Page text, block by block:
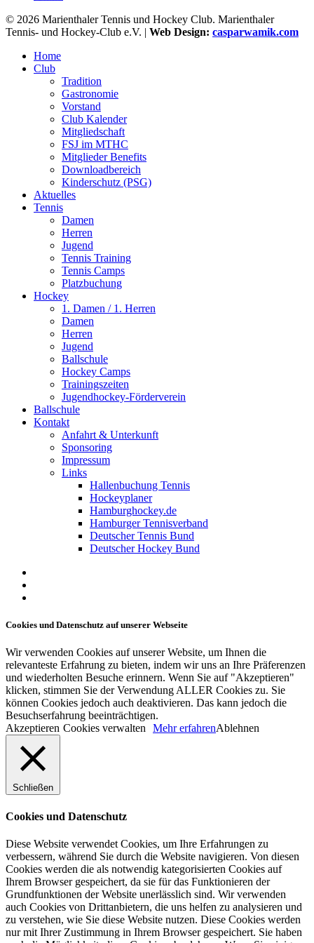
© 2026 Marienthaler Tennis und Hockey Club. Marienthaler
Tennis- und Hockey-Club e.V. | Web Design: casparwamik.com
Close
Menu
Home
Club
Tradition
Gastronomie
Vorstand
Club Kalender
Mitgliedschaft
FSJ im MTHC
Mitglieder Benefits
Downloadbereich
Kinderschutz (PSG)
Aktuelles
Tennis
Damen
Herren
Jugend
Tennis Training
Tennis Camps
Platzbuchung
Hockey
1. Damen / 1. Herren
Damen
Herren
Jugend
Ballschule
Hockey Camps
Trainingszeiten
Jugendhockey-Förderverein
Ballschule
Kontakt
Anfahrt & Unterkunft
Sponsoring
Impressum
Links
Hallenbuchung Tennis
Hockeyplaner
Hamburghockey.de
Hamburger Tennisverband
Deutscher Tennis Bund
Deutscher Hockey Bund
Cookies und Datenschutz auf unserer Webseite
Wir verwenden Cookies auf unserer Website, um Ihnen die
relevanteste Erfahrung zu bieten, indem wir uns an Ihre Präferenzen
und wiederholten Besuche erinnern. Wenn Sie auf "Akzeptieren"
klicken, stimmen Sie der Verwendung ALLER Cookies zu. Sie
können Cookies jedoch auch deaktivieren. Das kann jedoch die
Besuchserfahrung beeinträchtigen.
Akzeptieren Cookies verwalten Mehr erfahrenAblehnen
Schließen
Cookies und Datenschutz
Diese Website verwendet Cookies, um Ihre Erfahrungen zu
verbessern, während Sie durch die Website navigieren. Von diesen
Cookies werden die als notwendig kategorisierten Cookies auf
Ihrem Browser gespeichert, da sie für das Funktionieren der
Grundfunktionen der Website unerlässlich sind. Wir verwenden
auch Cookies von Drittanbietern, die uns helfen zu analysieren und
zu verstehen, wie Sie diese Website nutzen. Diese Cookies werden
nur mit Ihrer Zustimmung in Ihrem Browser gespeichert. Sie haben